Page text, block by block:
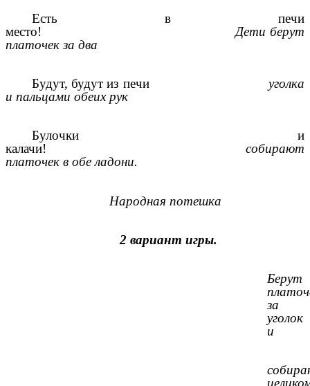
Есть в печи
место! Дети берут
платочек за два
Будут, будут из печи уголка
и пальцами обеих рук
Булочки и
калачи! собирают
платочек в обе ладони.
Народная потешка
2 вариант игры.
Берут
за
уголок
и